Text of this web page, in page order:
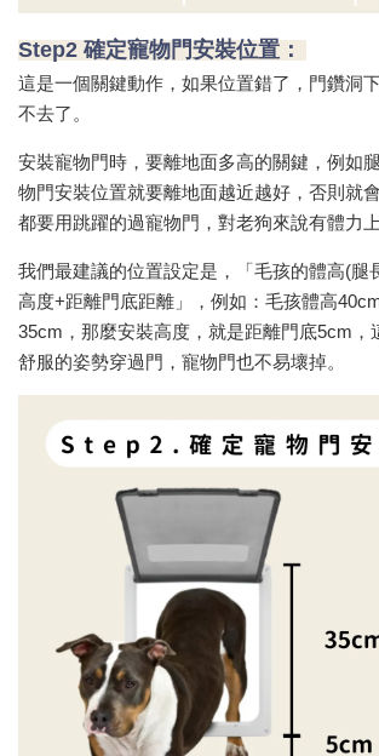
Step2 確定寵物門安裝位置：
這是一個關鍵動作，如果位置錯了，門鑽洞
不去了。
安裝寵物門時，要離地面多高的關鍵，例如
物門安裝位置就要離地面越近越好，否則就
都要用跳躍的過寵物門，對老狗來說有體力上
我們最建議的位置設定是，「毛孩的體高(腿
高度+距離門底距離」，例如：毛孩體高
35cm，那麼安裝高度，就是距離門底5cm，
舒服的姿勢穿過門，寵物門也不易壞掉。